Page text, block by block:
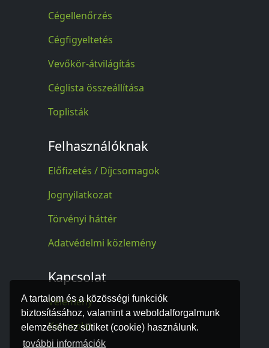
A tartalom és a közösségi funkciók
biztosításához, valamint a weboldalforgalmunk
elemzéséhez sütiket (cookie) használunk.
további információk
Cégellenőrzés
Cégfigyeltetés
Vevőkör-átvilágítás
Céglista összeállítása
Toplisták
Felhasználóknak
Előfizetés / Díjcsomagok
Jognyilatkozat
Törvényi háttér
Adatvédelmi közlemény
Kapcsolat
Vélemény
Kapcsolat